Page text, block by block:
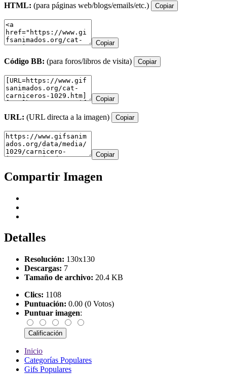
HTML: (para páginas web/blogs/emails/etc.) Copiar
Copiar
Código BB: (para foros/libros de visita) Copiar
Copiar
URL: (URL directa a la imagen) Copiar
Copiar
Compartir Imagen
Detalles
Resolución: 130x130
Descargas: 7
Tamaño de archivo: 20.4 KB
Clics: 1108
Puntuación: 0.00 (0 Votos)
Puntuar imagen:
Inicio
Categorías Populares
Gifs Populares